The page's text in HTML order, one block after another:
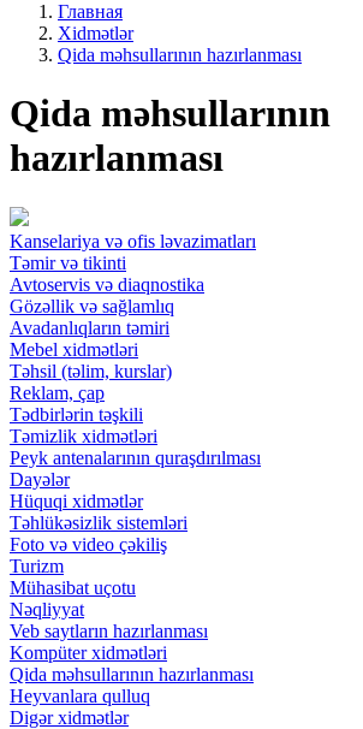
Главная
Xidmətlər
Qida məhsullarının hazırlanması
Qida məhsullarının
hazırlanması
Kanselariya və ofis ləvazimatları
Təmir və tikinti
Avtoservis və diaqnostika
Gözəllik və sağlamlıq
Avadanlıqların təmiri
Mebel xidmətləri
Təhsil (təlim, kurslar)
Reklam, çap
Tədbirlərin təşkili
Təmizlik xidmətləri
Peyk antenalarının quraşdırılması
Dayələr
Hüquqi xidmətlər
Təhlükəsizlik sistemləri
Foto və video çəkiliş
Turizm
Mühasibat uçotu
Nəqliyyat
Veb saytların hazırlanması
Kompüter xidmətləri
Qida məhsullarının hazırlanması
Heyvanlara qulluq
Digər xidmətlər